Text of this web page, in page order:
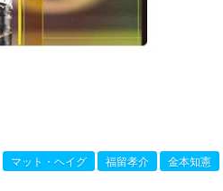
マット・ヘイグ 福留孝介 金本知憲